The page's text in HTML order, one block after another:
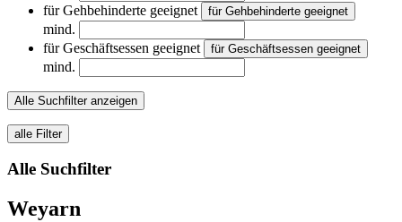
für Gehbehinderte geeignet
für Gehbehinderte geeignet
mind.
für Geschäftsessen geeignet
für Geschäftsessen geeignet
mind.
Alle Suchfilter anzeigen
alle Filter
Alle Suchfilter
Weyarn